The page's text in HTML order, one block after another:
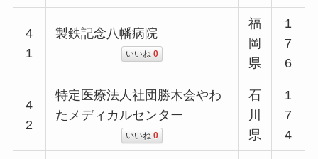
4
1
製鉄記念八幡病院
いいね 0
福
岡
県
1
7
6
4
2
特定医療法人社団勝木会やわ
たメディカルセンター
いいね 0
石
川
県
1
7
4